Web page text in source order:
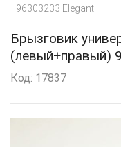
96303233 Elegant
Брызговик
(левый+правый)
Код: 17837